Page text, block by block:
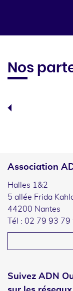
Nos
Association
Halles 1&2
5 allée Frida
44200 Nantes
Tél : 02 79 93 79
Suivez ADN